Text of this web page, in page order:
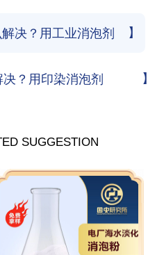
决？用工业消泡剂 】
？用印染消泡剂
SUGGESTION